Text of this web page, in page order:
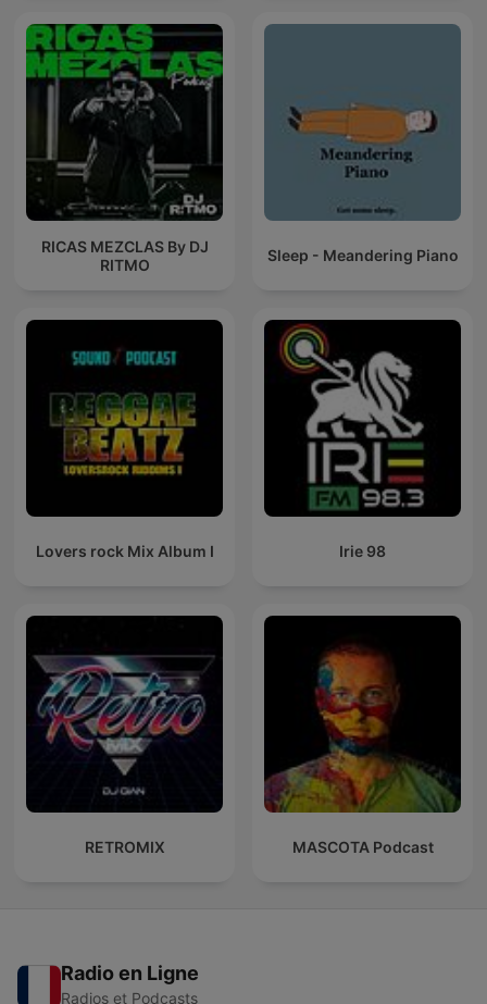
RICAS MEZCLAS By DJ
RITMO
Sleep - Meandering Piano
Lovers rock Mix Album I Irie 98
RETROMIX MASCOTA Podcast
Radio en Ligne
Radios et Podcasts